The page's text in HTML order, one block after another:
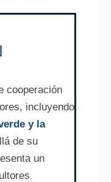
cooperación
incluyendo
y la
de su
un